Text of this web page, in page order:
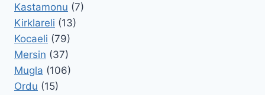
Kastamonu (7)
Kirklareli (13)
Kocaeli (79)
Mersin (37)
Mugla (106)
Ordu (15)